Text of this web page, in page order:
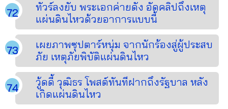
ทัวร์ลงยับ พระเอกค่ายดัง อัดคลิปถึงเหตุ
แผ่นดินไหวด้วยอาการแบบนี้
เผยภาพซุปตาร์หนุ่ม จากนักร้องสู่ผู้ประสบ
ภัย เหตุภัยพิบัติแผ่นดินไหว
วู้ดดี้ วุฒิธร โพสต์ทันทีฝากถึงรัฐบาล หลัง
เกิดแผ่นดินไหว